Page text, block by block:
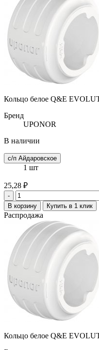
Кольцо белое Q&E
Бренд
UPONOR
В наличии
с/п Айдаровское
1 шт
25,28 ₽
-
В корзину Купить в 1 клик
Распродажа
Кольцо белое Q&E